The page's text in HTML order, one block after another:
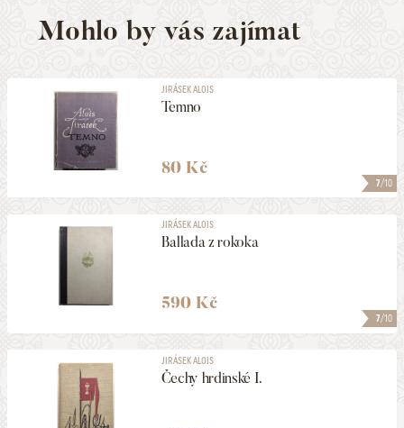
Mohlo by vás zajímat
7/10
JIRÁSEK ALOIS
Temno
80 Kč
7/10
JIRÁSEK ALOIS
Ballada z rokoka
590 Kč
JIRÁSEK ALOIS
Čechy hrdinské I.